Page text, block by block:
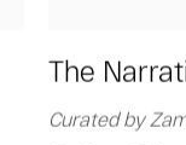
The
Curated by